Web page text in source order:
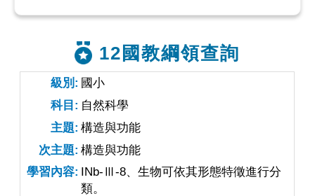
12國教綱領查詢
級別
國小
科目
自然科學
主題 構造與功能
次主題 構造與功能
學習內容
INb-Ⅲ-8、生物可依其形態特徵進行分
類。